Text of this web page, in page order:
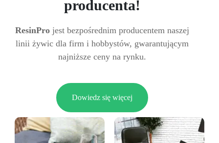
producenta!
ResinPro jest bezpośrednim producentem naszej
linii żywic dla firm i hobbystów, gwarantującym
najniższe ceny na rynku.
Dowiedz się więcej